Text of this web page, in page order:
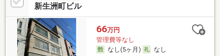
新生洲町ビル
66万円
管理費等なし
なし(5ヶ月)
なし